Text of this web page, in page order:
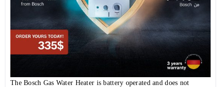
The Bosch Gas Water Heater is battery operated and does not